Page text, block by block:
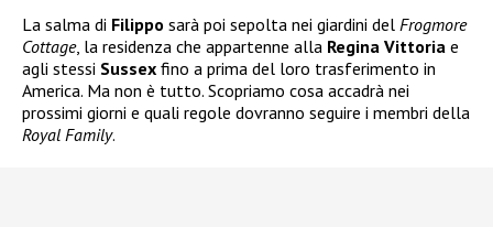
La salma di Filippo sarà poi sepolta nei giardini del Frogmore
Cottage, la residenza che appartenne alla Regina Vittoria e
agli stessi Sussex fino a prima del loro trasferimento in
America. Ma non è tutto. Scopriamo cosa accadrà nei
prossimi giorni e quali regole dovranno seguire i membri della
Royal Family.